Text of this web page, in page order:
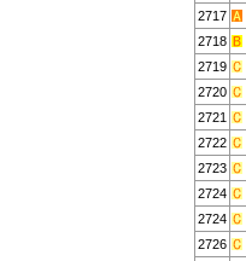
2717
2718
2719
2720
2721
2722
2723
2724
2724
2726